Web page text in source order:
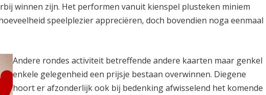
winnen zijn. Het performen vanuit kienspel plusteken miniem
speelplezier appreciëren, doch bovendien noga eenmaal
Andere rondes activiteit betreffende andere kaarten maar genkel
enkele gelegenheid een prijsje bestaan overwinnen. Diegene
hoort er afzonderlijk ook bij bedenking afwisselend het komende